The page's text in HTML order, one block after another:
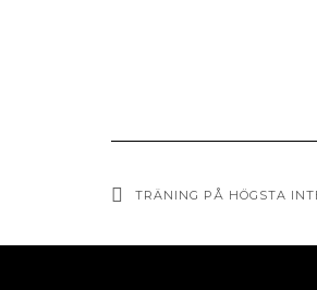
TRÄNING PÅ HÖGSTA